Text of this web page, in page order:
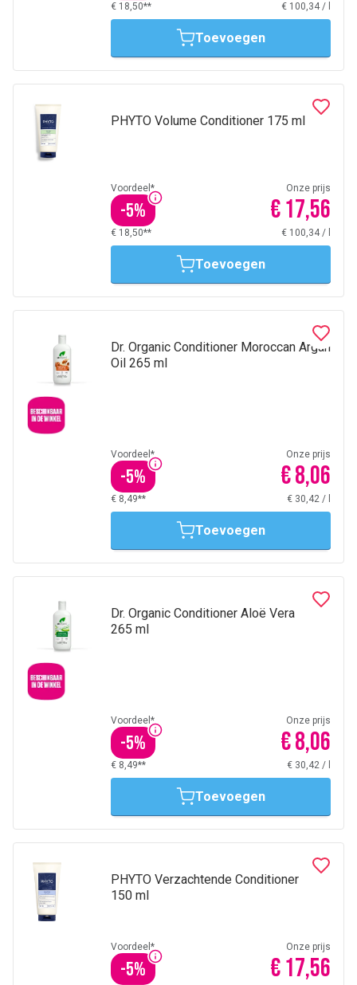
€ 18,50** € 100,34 /
Toevoegen
PHYTO Volume Conditioner 175 ml
Voordeel*
-5%
Onze prijs
€ 17,56
€ 18,50** € 100,34 /
Toevoegen
Dr. Organic Conditioner Moroccan Argan
Oil 265 ml
Voordeel*
-5%
Onze prijs
€ 8,06
€ 8,49** € 30,42 /
Toevoegen
Dr. Organic Conditioner Aloë Vera
265 ml
Voordeel*
-5%
Onze prijs
€ 8,06
€ 8,49** € 30,42 /
Toevoegen
PHYTO Verzachtende Conditioner
150 ml
Voordeel*
-5%
Onze prijs
€ 17,56